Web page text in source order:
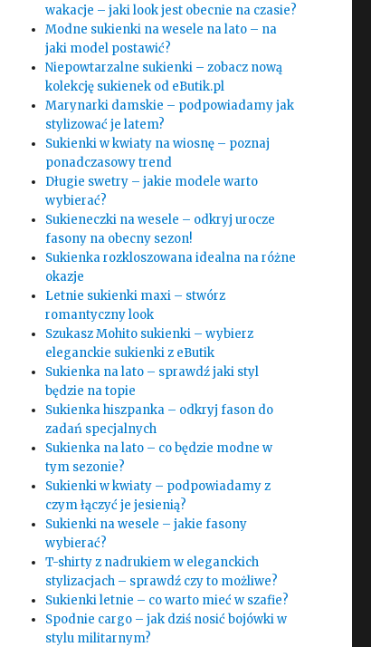
wakacje – jaki look jest obecnie na czasie?
Modne sukienki na wesele na lato – na
jaki model postawić?
Niepowtarzalne sukienki – zobacz nową
kolekcję sukienek od eButik.pl
Marynarki damskie – podpowiadamy jak
stylizować je latem?
Sukienki w kwiaty na wiosnę – poznaj
ponadczasowy trend
Długie swetry – jakie modele warto
wybierać?
Sukieneczki na wesele – odkryj urocze
fasony na obecny sezon!
Sukienka rozkloszowana idealna na różne
okazje
Letnie sukienki maxi – stwórz
romantyczny look
Szukasz Mohito sukienki – wybierz
eleganckie sukienki z eButik
Sukienka na lato – sprawdź jaki styl
będzie na topie
Sukienka hiszpanka – odkryj fason do
zadań specjalnych
Sukienka na lato – co będzie modne w
tym sezonie?
Sukienki w kwiaty – podpowiadamy z
czym łączyć je jesienią?
Sukienki na wesele – jakie fasony
wybierać?
T-shirty z nadrukiem w eleganckich
stylizacjach – sprawdź czy to możliwe?
Sukienki letnie – co warto mieć w szafie?
Spodnie cargo – jak dziś nosić bojówki w
stylu militarnym?